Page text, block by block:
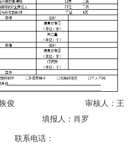
俊 审核人： 王
人： 肖罗
联系电话：